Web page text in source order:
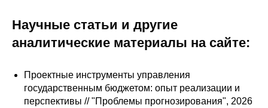
Редакционная этика
Информация для авторов
Общие требования
Научные статьи и другие
аналитические материалы на сайте:
Проектные инструменты управления
государственным бюджетом: опыт реализации и
перспективы // "Проблемы прогнозирования", 2026